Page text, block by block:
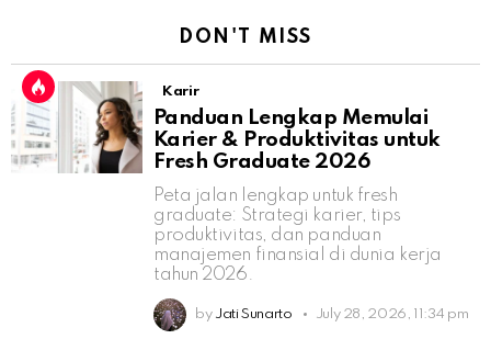
DON'T MISS
Karir
Panduan Lengkap Memulai
Karier & Produktivitas untuk
Fresh Graduate 2026
Peta jalan lengkap untuk fresh
graduate: Strategi karier, tips
produktivitas, dan panduan
manajemen finansial di dunia kerja
tahun 2026.
by Jati Sunarto July 28, 2026, 11:34 pm